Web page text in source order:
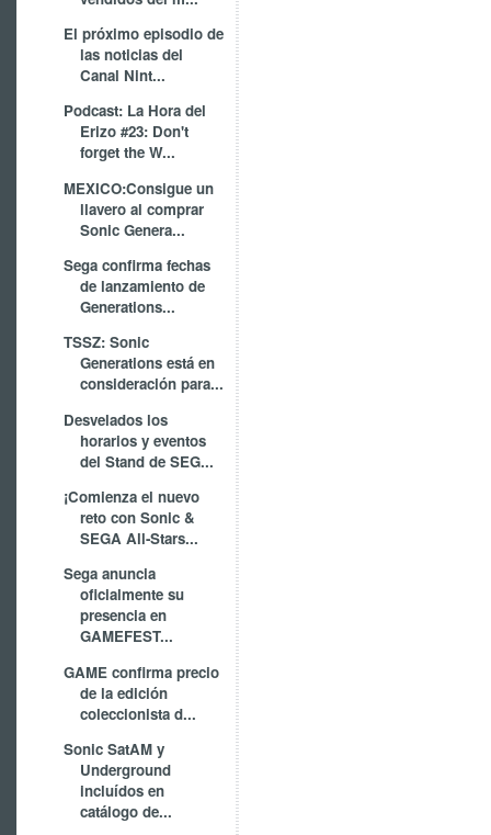
El próximo episodio de
las noticias del
Canal Nint...
Podcast: La Hora del
Erizo #23: Don't
forget the W...
MEXICO:Consigue un
llavero al comprar
Sonic Genera...
Sega confirma fechas
de lanzamiento de
Generations...
TSSZ: Sonic
Generations está en
consideración para...
Desvelados los
horarios y eventos
del Stand de SEG...
¡Comienza el nuevo
reto con Sonic &
SEGA All-Stars...
Sega anuncia
oficialmente su
presencia en
GAMEFEST...
GAME confirma precio
de la edición
coleccionista d...
Sonic SatAM y
Underground
incluídos en
catálogo de...